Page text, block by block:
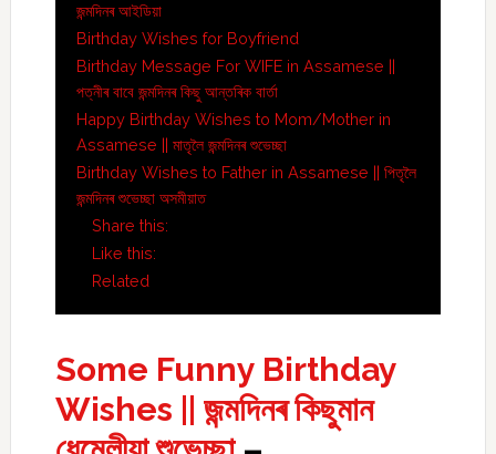
জন্মদিনৰ আইডিয়া
Birthday Wishes for Boyfriend
Birthday Message For WIFE in Assamese ||
পত্নীৰ বাবে জন্মদিনৰ কিছু আন্তৰিক বাৰ্তা
Happy Birthday Wishes to Mom/Mother in
Assamese || মাতৃলৈ জন্মদিনৰ শুভেচ্ছা
Birthday Wishes to Father in Assamese || পিতৃলৈ
জন্মদিনৰ শুভেচ্ছা অসমীয়াত
Share this:
Like this:
Related
Some Funny Birthday
Wishes || জন্মদিনৰ কিছুমান